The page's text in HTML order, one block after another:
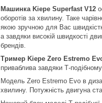
Машинка Kiepe Superfast V12
оборотів за хвилину. Таке
якою зручною для Вас
а завдяки високій швидкості
брендів.
Тример Kiepe Zero Estremo
приваблива завдяки Т-
Модель Zero Estremo Evo в
хвилину. Потужність двигуна